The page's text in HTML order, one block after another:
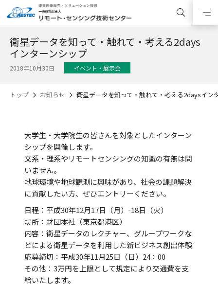
衛星データを知って・触れて・考える2days
インターンシップ
2018年10月30日 イベント・展示会
トップ お知らせ 衛星データを知って・触れて・考える2daysイン
大学生・大学院生の皆さんを対象としたインターン
シップを開催します。
文系・理系やリモートセンシングの知識の有無は問
いません。
地球環境や地球観測に興味があり、社会の課題解決
に貢献したい方、ぜひエントリーください。
日程：平成30年12月17日（月）-18日（火）
場所：財団本社（東京都港区）
内容：衛星データのレクチャー、グループワークな
どによる衛星データを利用した新ビジネス創出体験
応募締切：平成30年11月25日（日）24：00
その他：3万円を上限として規定により交通費を支
給いたします。